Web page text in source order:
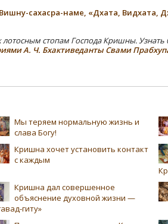
сахасра-наме, «Дхата, Видхата,
стопам Господа Кришны.
А. Ч. Бхактиведанты Свами
Мы теряем нормальную жизнь и
слава Богу!
Кришна хочет установить контакт
с каждым
Кришна дал совершенное
объяснение духовной жизни —
гиту»